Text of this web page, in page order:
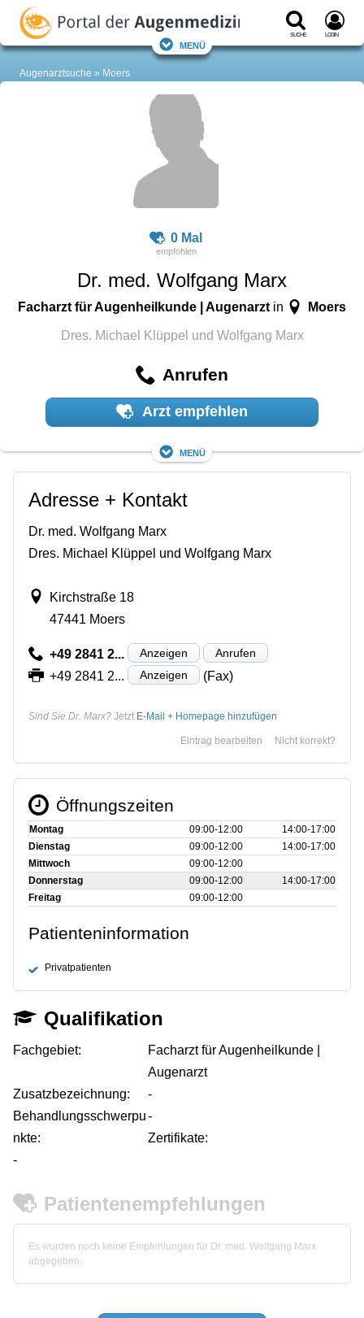
Suche Login
Menü
Augenarztsuche Moers
0 Mal
Dr. med. Wolfgang Marx
Facharzt für Augenheilkunde | Augenarzt in Moers
Dres. Michael Klüppel und Wolfgang Marx
Anrufen
Arzt empfehlen
Menü
Adresse + Kontakt
Dr. med. Wolfgang Marx
Dres. Michael Klüppel und Wolfgang Marx
Kirchstraße 18
47441 Moers
+49 2841 2... Anzeigen Anrufen
+49 2841 2... Anzeigen (Fax)
Sind Sie Dr. Marx? Jetzt E-Mail + Homepage hinzufügen
Nicht korrekt?
Eintrag bearbeiten
Öffnungszeiten
Montag 09:00‑12:00
14:00‑17:00
Dienstag
09:00‑12:00
14:00‑17:00
Mittwoch
09:00‑12:00
Donnerstag
09:00‑12:00
14:00‑17:00
Freitag
09:00‑12:00
Patienteninformation
Privatpatienten
Qualifikation
Fachgebiet:
Facharzt für Augenheilkunde |
Augenarzt
Zusatzbezeichnung:
-
Behandlungsschwerpu
nkte:
-
Zertifikate:
-
Patientenempfehlungen
Es wurden noch keine Empfehlungen für Dr. med. Wolfgang Marx
abgegeben.